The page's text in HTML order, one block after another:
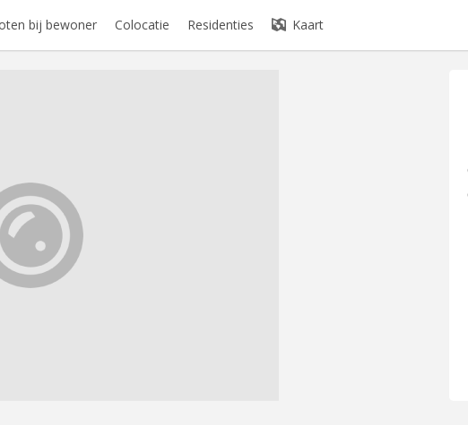
bij bewoner Colocatie Residenties Kaart